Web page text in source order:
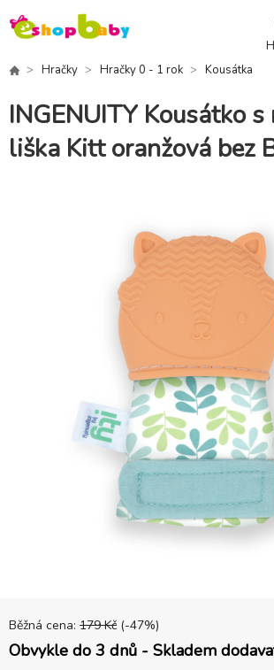
Hračky Hračky 0 - 1 rok Kousátka
INGENUITY Kousátko
liška Kitt oranžová bez
Běžná cena: 179 Kč (-47%)
Obvykle do 3 dnů - Skladem